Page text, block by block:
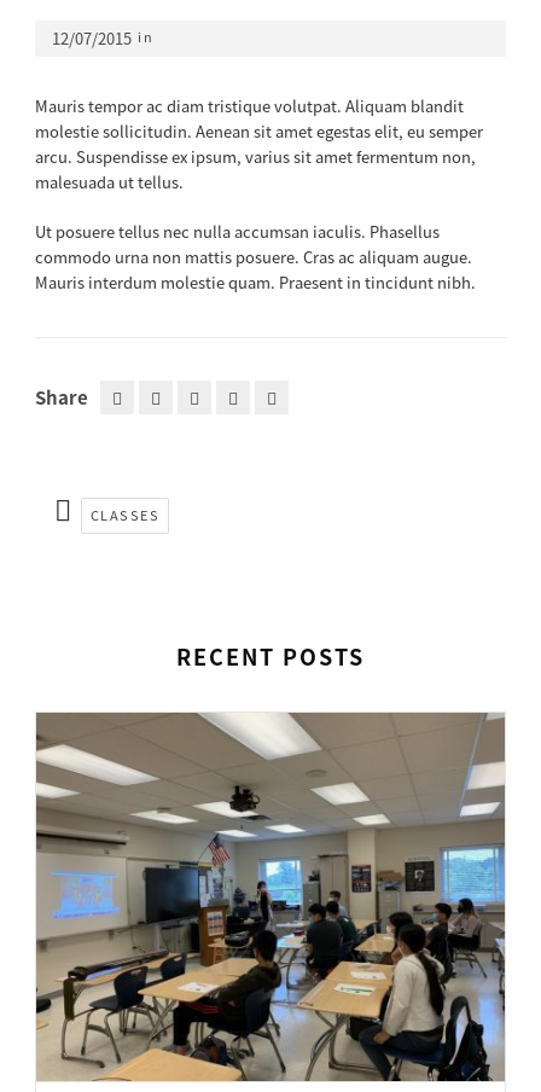
12/07/2015 in
Mauris tempor ac diam tristique volutpat. Aliquam blandit
molestie sollicitudin. Aenean sit amet egestas elit, eu semper
arcu. Suspendisse ex ipsum, varius sit amet fermentum non,
malesuada ut tellus.
Ut posuere tellus nec nulla accumsan iaculis. Phasellus
commodo urna non mattis posuere. Cras ac aliquam augue.
Mauris interdum molestie quam. Praesent in tincidunt nibh.
Share
CLASSES
RECENT POSTS